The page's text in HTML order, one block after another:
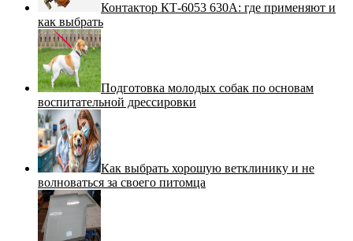
Контактор КТ-6053 630А: где применяют и
как выбрать
Подготовка молодых собак по основам
воспитательной дрессировки
Как выбрать хорошую ветклинику и не
волноваться за своего питомца